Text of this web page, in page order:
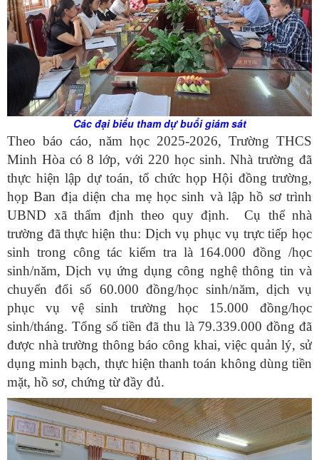
Các đại biểu tham dự buổi giám sát
Theo báo cáo, năm học 2025-2026, Trường THCS
Minh Hòa có 8 lớp, với 220 học sinh. Nhà trường đã
thực hiện lập dự toán, tổ chức họp Hội đồng trường,
họp Ban địa diện cha mẹ học sinh và lập hồ sơ trình
UBND xã thẩm định theo quy định. Cụ thể nhà
trường đã thực hiện thu: Dịch vụ phục vụ trực tiếp học
sinh trong công tác kiểm tra là 164.000 đồng /học
sinh/năm, Dịch vụ ứng dụng công nghệ thông tin và
chuyển đổi số 60.000 đồng/học sinh/năm, dịch vụ
phục vụ vệ sinh trường học 15.000 đồng/học
sinh/tháng. Tổng số tiền đã thu là 79.339.000 đồng đã
được nhà trường thông báo công khai, việc quản lý, sử
dụng minh bạch, thực hiện thanh toán không dùng tiền
mặt, hồ sơ, chứng từ đầy đủ.